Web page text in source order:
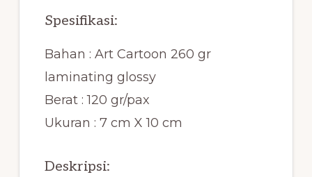
Spesifikasi:
Bahan : Art Cartoon 260 gr
laminating glossy
Berat : 120 gr/pax
Ukuran : 7 cm X 10 cm
Deskripsi: